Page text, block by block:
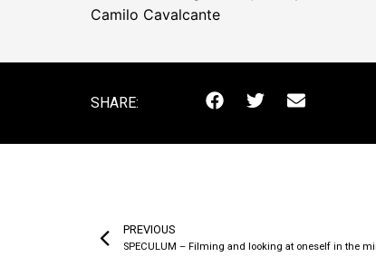
Camilo Cavalcante
SHARE:
PREVIOUS